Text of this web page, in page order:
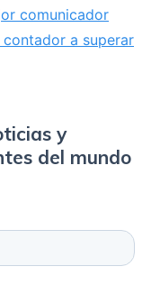
comunicador
a superar